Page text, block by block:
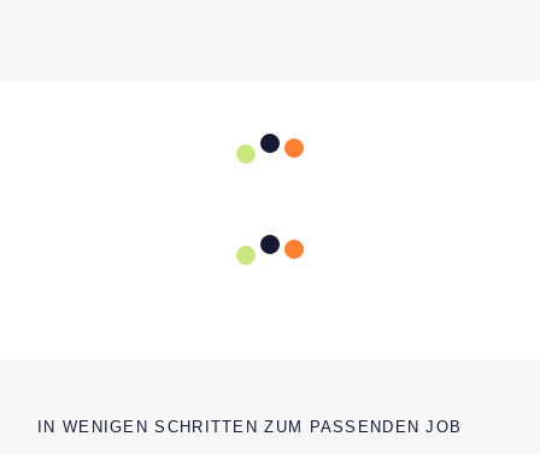
IN WENIGEN SCHRITTEN ZUM PASSENDEN JOB